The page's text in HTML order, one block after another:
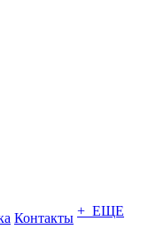
Контакты + ЕЩЕ